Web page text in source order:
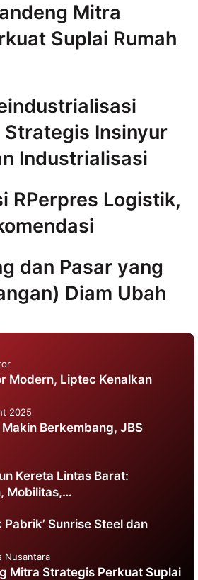
Mitra
Suplai Rumah
Strategis Insinyur
Industrialisasi
RPerpres Logistik,
dan Pasar yang
Diam Ubah
Modern, Liptec Kenalkan
Berkembang, JBS
Kereta Lintas Barat:
Mobilitas,…
Pabrik’ Sunrise Steel dan
Mitra Strategis Perkuat Suplai